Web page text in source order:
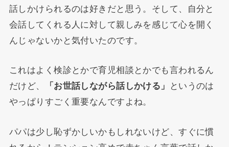
話しかけられるのは好きだと思う。そして、自分と
会話してくれる人に対して親しみを感じて心を開く
んじゃないかと気付いたのです。
これはよく検診とかで育児相談とかでも言われるん
だけど、
「お世話しながら話しかける」
というのは
やっぱりすごく重要なんですよね。
パパは少し恥ずかしいかもしれないけど、すぐに慣